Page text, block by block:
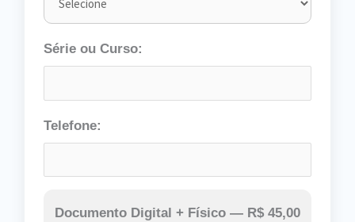
Série ou Curso:
Telefone:
Documento Digital + Físico — R$ 45,00